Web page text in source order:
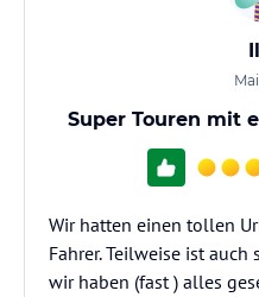
Super Touren mit
Wir hatten einen tollen
Fahrer. Teilweise ist
wir haben (fast ) alles